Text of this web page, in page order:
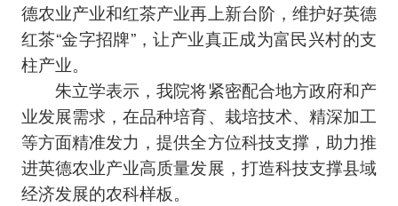
德农业产业和红茶产业再上新台阶，维护好英德
红茶“金字招牌”，让产业真正成为富民兴村的支
柱产业。
朱立学表示，我院将紧密配合地方政府和产
业发展需求，在品种培育、栽培技术、精深加工
等方面精准发力，提供全方位科技支撑，助力推
进英德农业产业高质量发展，打造科技支撑县域
经济发展的农科样板。